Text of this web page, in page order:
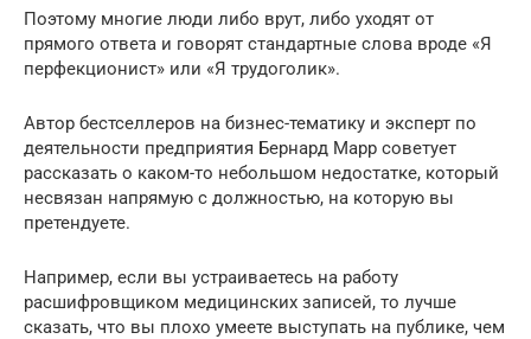
Поэтому многие люди либо врут, либо уходят от
прямого ответа и говорят стандартные слова вроде «Я
перфекционист» или «Я трудоголик».
Автор бестселлеров на бизнес-тематику и эксперт по
деятельности предприятия Бернард Марр советует
рассказать о каком-то небольшом недостатке, который
несвязан напрямую с должностью, на которую вы
претендуете.
Например, если вы устраиваетесь на работу
расшифровщиком медицинских записей, то лучше
сказать, что вы плохо умеете выступать на публике, чем